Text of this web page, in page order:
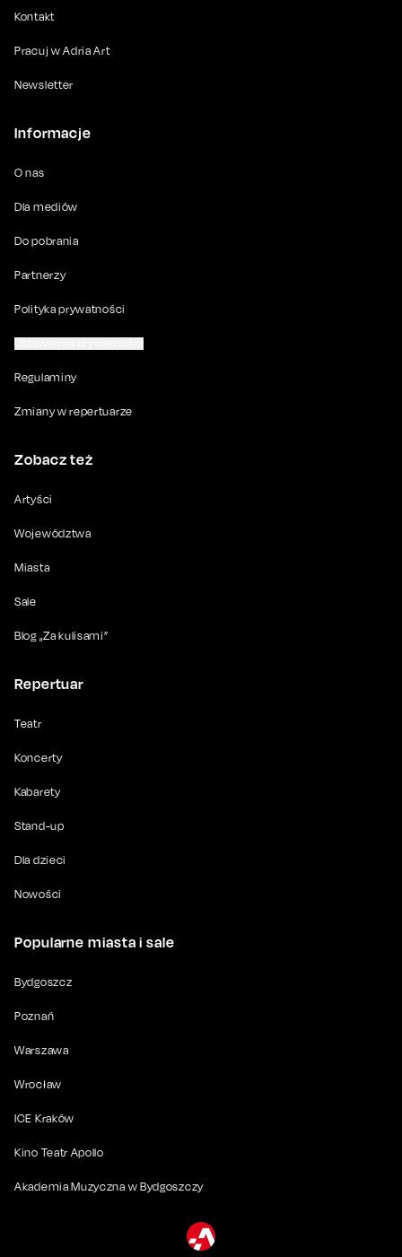
Kontakt
Pracuj w Adria Art
Newsletter
Informacje
O nas
Dla mediów
Do pobrania
Partnerzy
Polityka prywatności
Regulaminy
Zmiany w repertuarze
Zobacz też
Artyści
Województwa
Miasta
Sale
Blog „Za kulisami”
Repertuar
Teatr
Koncerty
Kabarety
Stand-up
Dla dzieci
Nowości
Popularne miasta i sale
Bydgoszcz
Poznań
Warszawa
Wrocław
ICE Kraków
Kino Teatr Apollo
Akademia Muzyczna w Bydgoszczy